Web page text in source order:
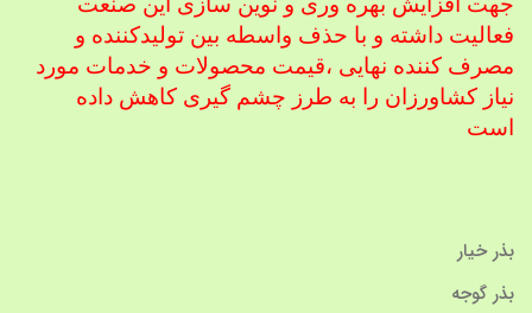
فعالیت داشته و با حذف واسطه بین تولیدکننده و
مصرف کننده نهایی ،قیمت محصولات و خدمات مورد
نیاز کشاورزان را به طرز چشم گیری کاهش داده
است
بذر خیار
بذر گوجه